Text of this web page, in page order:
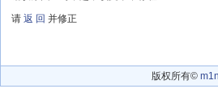
请 返 回 并修正
版权所有©